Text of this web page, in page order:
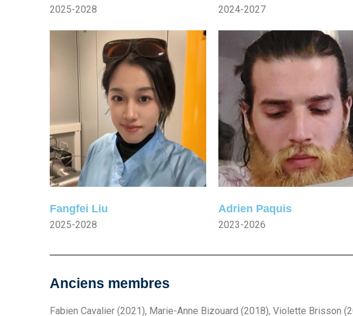
2025-2028 2024-2027
Fangfei Liu
2025-2028
Adrien Paquis
2023-2026
Anciens membres
Fabien Cavalier (2021), Marie-Anne Bizouard (2018), Violette Brisson